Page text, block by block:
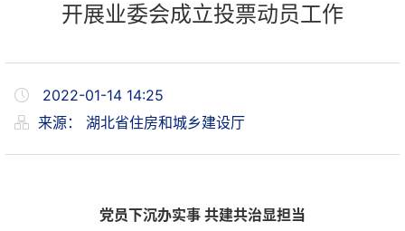
开展业委会成立投票动员工作
2022-01-14 14:25
来源： 湖北省住房和城乡建设厅
党员下沉办实事 共建共治显担当